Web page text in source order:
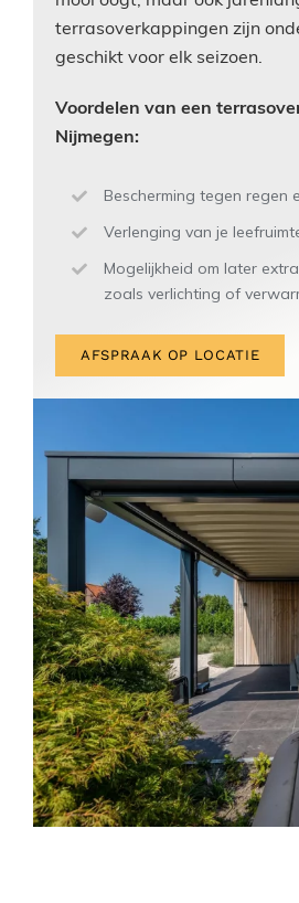
terrasoverkappingen zijn
geschikt voor elk seizoen.
Voordelen van een
Nijmegen:
Bescherming tegen regen
Verlenging van je
Mogelijkheid om later
zoals verlichting of
AFSPRAAK OP LOCATIE